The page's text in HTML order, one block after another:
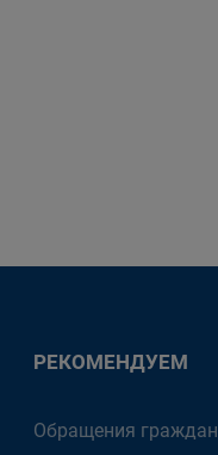
РЕКОМЕНДУЕМ
Обращения граждан